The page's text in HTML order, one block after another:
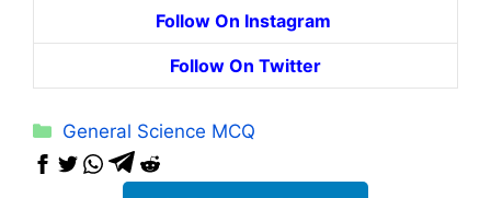
Follow On Instagram
Follow On Twitter
Categories
General Science MCQ